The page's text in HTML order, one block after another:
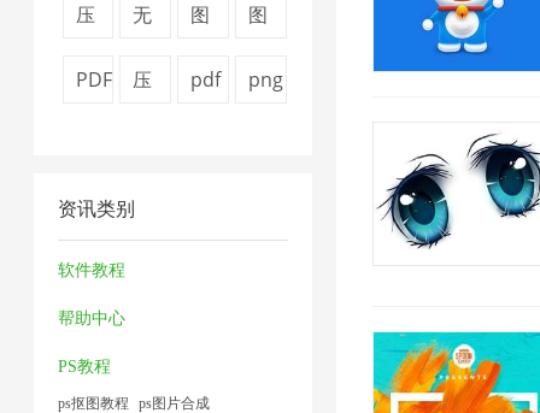
压
4
无
1
图
2
图
PDF
器
1
压
频
pdf
png
资讯类别
软件教程
帮助中心
PS教程
ps抠图教程 ps图片合成